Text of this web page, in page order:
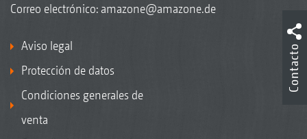
Correo electrónico: amazone@amazone.de
Aviso legal
Protección de datos
Condiciones generales de
venta
Contacto